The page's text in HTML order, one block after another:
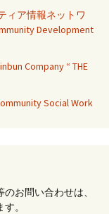
ィア情報ネットワ
Development
Company “ THE
Social Work
お問い合わせは、
。